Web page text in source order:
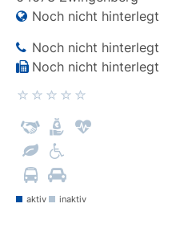
Noch nicht hinterlegt
Noch nicht hinterlegt
Noch nicht hinterlegt
aktiv inaktiv